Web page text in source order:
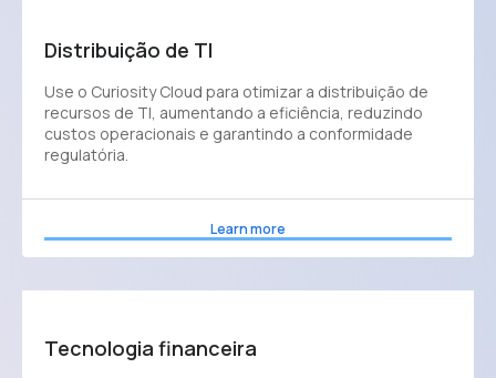
Distribuição de TI
Use o Curiosity Cloud para otimizar a distribuição de
recursos de TI, aumentando a eficiência, reduzindo
custos operacionais e garantindo a conformidade
regulatória.
Learn more
Tecnologia financeira